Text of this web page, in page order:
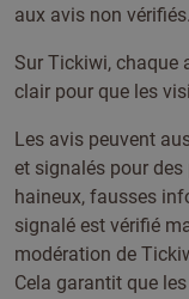
aux avis non vérifiés.
Sur Tickiwi, chaque
clair pour que les
Les avis peuvent
et signalés pour
haineux, fausses
signalé est vérifié
modération de
Cela garantit que